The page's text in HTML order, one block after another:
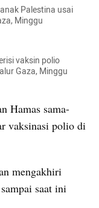
Palestina usai
Minggu
vaksin polio
Gaza, Minggu
Hamas sama-
vaksinasi polio di
mengakhiri
saat ini